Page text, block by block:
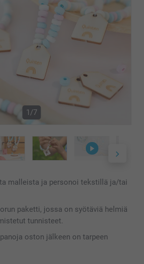
1/7
malleista ja personoi tekstillä ja/tai
paketti, jossa on syötäviä helmiä
tunnisteet.
oston jälkeen on tarpeen